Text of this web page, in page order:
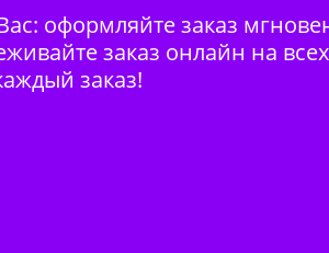
оформляйте заказ
заказ онлайн на
заказ!